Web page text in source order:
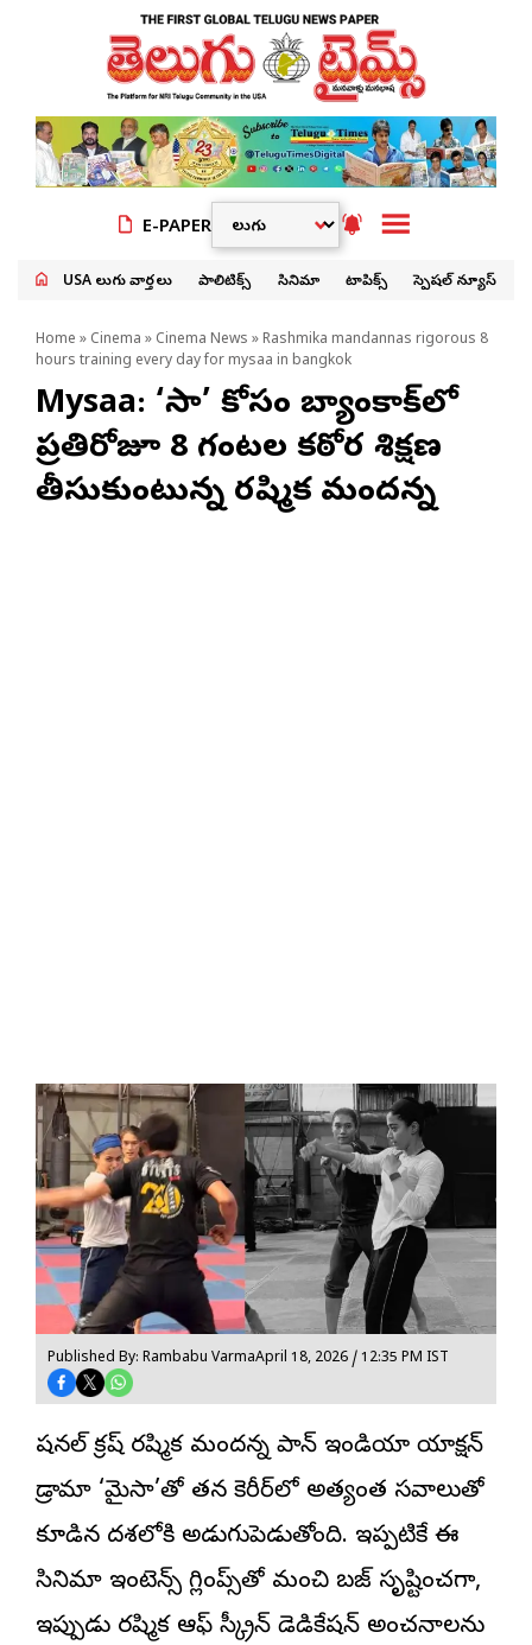
E-PAPER
USA తెలుగు వార్తలు పాలిటిక్స్ సినిమా టాపిక్స్ స్పెషల్ న్యూస్
Home » Cinema » Cinema News » Rashmika mandannas rigorous 8
hours training every day for mysaa in bangkok
Mysaa: ‘మైసా’ కోసం బ్యాంకాక్‌లో
ప్రతిరోజూ 8 గంటల కఠోర శిక్షణ
తీసుకుంటున్న రష్మిక మందన్న
Published By: Rambabu VarmaApril 18, 2026 / 12:35 PM IST
నేషనల్ క్రష్ రష్మిక మందన్న పాన్ ఇండియా యాక్షన్
డ్రామా ‘మైసా’తో తన కెరీర్‌లో అత్యంత సవాలుతో
కూడిన దశలోకి అడుగుపెడుతోంది. ఇప్పటికే ఈ
సినిమా ఇంటెన్స్ గ్లింప్స్‌తో మంచి బజ్ సృష్టించగా,
ఇప్పుడు రష్మిక ఆఫ్ స్క్రీన్ డెడికేషన్ అంచనాలను